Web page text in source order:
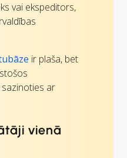
vai ekspeditors,
ir plaša, bet
sazinoties ar
vienā